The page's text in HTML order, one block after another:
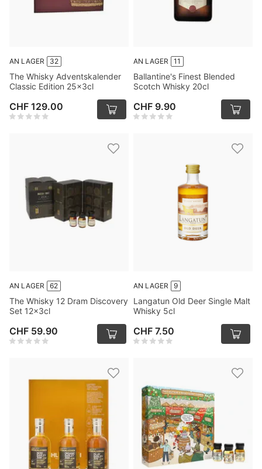
AN LAGER 32
The Whisky Adventskalender
Classic Edition 25x3cl
CHF 129.00
AN LAGER 11
Ballantine's Finest Blended
Scotch Whisky 20cl
CHF 9.90
AN LAGER 62
The Whisky 12 Dram Discovery
Set 12x3cl
CHF 59.90
AN LAGER 9
Langatun Old Deer Single Malt
Whisky 5cl
CHF 7.50